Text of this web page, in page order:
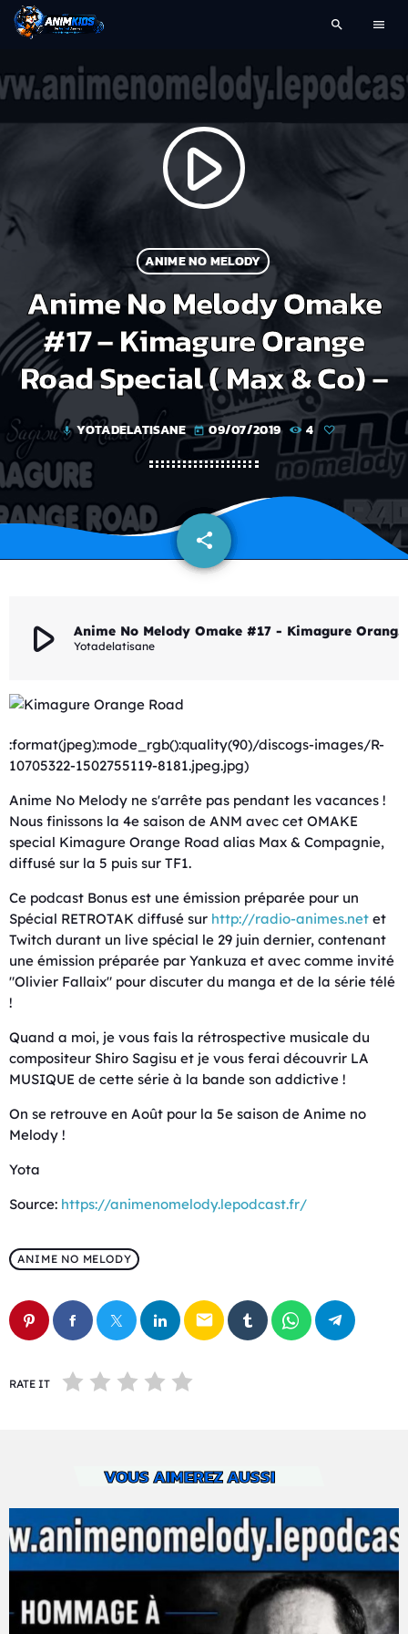
search menu
play_arrow
ANIME NO MELODY
Anime No Melody Omake
#17 – Kimagure Orange
Road Special ( Max & Co) –
mic YOTADELATISANE today 09/07/2019 4
share
email
play_arrow Anime No Melody Omake #17 - Kimagure Orange Road Special ( Max & Co) -
Yotadelatisane
:format(jpeg):mode_rgb():quality(90)/discogs-images/R-
10705322-1502755119-8181.jpeg.jpg)
Anime No Melody ne s'arrête pas pendant les vacances !
Nous finissons la 4e saison de ANM avec cet OMAKE
special Kimagure Orange Road alias Max & Compagnie,
diffusé sur la 5 puis sur TF1.
Ce podcast Bonus est une émission préparée pour un
Spécial RETROTAK diffusé sur http://radio-animes.net et
Twitch durant un live spécial le 29 juin dernier, contenant
une émission préparée par Yankuza et avec comme invité
"Olivier Fallaix" pour discuter du manga et de la série télé
!
Quand a moi, je vous fais la rétrospective musicale du
compositeur Shiro Sagisu et je vous ferai découvrir LA
MUSIQUE de cette série à la bande son addictive !
On se retrouve en Août pour la 5e saison de Anime no
Melody !
Yota
Source: https://animenomelody.lepodcast.fr/
ANIME NO MELODY
email
RATE IT
VOUS AIMEREZ AUSSI